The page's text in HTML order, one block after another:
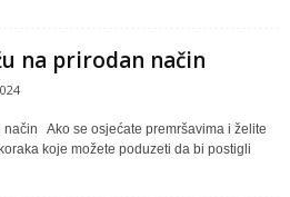
na prirodan način
Ako se osjećate premršavima i želite
koje možete poduzeti da bi postigli